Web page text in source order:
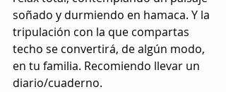
soñado y durmiendo en hamaca. Y la
tripulación con la que compartas
techo se convertirá, de algún modo,
en tu familia. Recomiendo llevar un
diario/cuaderno.